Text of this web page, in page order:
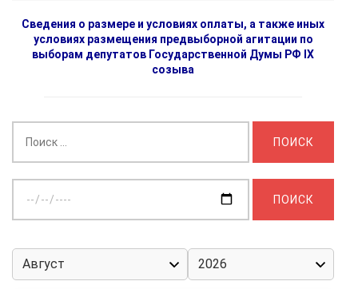
Сведения о размере и условиях оплаты, а также иных
условиях размещения предвыборной агитации по
выборам депутатов Государственной Думы РФ IX
созыва
дату: